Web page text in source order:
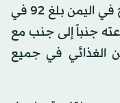
والقمح، إذ إن العجز في إنتاج القمح في اليمن بلغ 92 في
جنباً إلى جنب مع
الغذائي في جميع